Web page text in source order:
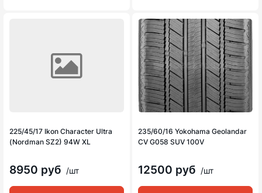
225/45/17 Ikon Character Ultra
(Nordman SZ2) 94W XL
8950 руб /шт
235/60/16 Yokohama Geolandar
CV G058 SUV 100V
12500 руб /шт